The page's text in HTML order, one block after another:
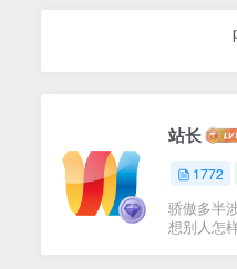
站长
1772
骄傲多半
想别人怎